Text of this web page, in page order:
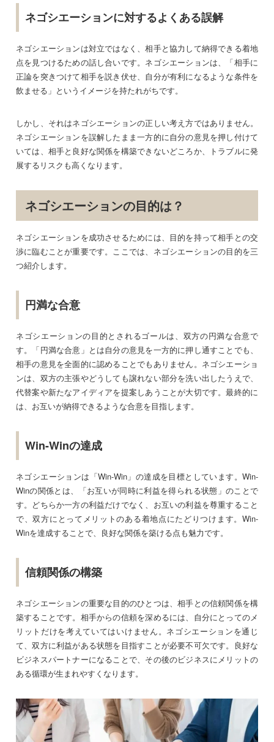
ネゴシエーションに対するよくある誤解
ネゴシエーションは対立ではなく、相手と協力して納得できる着地
点を見つけるための話し合いです。ネゴシエーションは、「相手に
正論を突きつけて相手を説き伏せ、自分が有利になるような条件を
飲ませる」というイメージを持たれがちです。
しかし、それはネゴシエーションの正しい考え方ではありません。
ネゴシエーションを誤解したまま一方的に自分の意見を押し付けて
いては、相手と良好な関係を構築できないどころか、トラブルに発
展するリスクも高くなります。
ネゴシエーションの目的は？
ネゴシエーションを成功させるためには、目的を持って相手との交
渉に臨むことが重要です。ここでは、ネゴシエーションの目的を三
つ紹介します。
円満な合意
ネゴシエーションの目的とされるゴールは、双方の円満な合意で
す。「円満な合意」とは自分の意見を一方的に押し通すことでも、
相手の意見を全面的に認めることでもありません。ネゴシエーショ
ンは、双方の主張やどうしても譲れない部分を洗い出したうえで、
代替案や新たなアイディアを提案しあうことが大切です。最終的に
は、お互いが納得できるような合意を目指します。
Win-Winの達成
ネゴシエーションは「Win-Win」の達成を目標としています。Win-
Winの関係とは、「お互いが同時に利益を得られる状態」のことで
す。どちらか一方の利益だけでなく、お互いの利益を尊重すること
で、双方にとってメリットのある着地点にたどりつけます。Win-
Winを達成することで、良好な関係を築ける点も魅力です。
信頼関係の構築
ネゴシエーションの重要な目的のひとつは、相手との信頼関係を構
築することです。相手からの信頼を深めるには、自分にとってのメ
リットだけを考えていてはいけません。ネゴシエーションを通じ
て、双方に利益がある状態を目指すことが必要不可欠です。良好な
ビジネスパートナーになることで、その後のビジネスにメリットの
ある循環が生まれやすくなります。